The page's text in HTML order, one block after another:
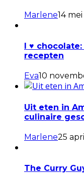
Marlene14
I ♥
recepten
Eva10
Uit eten in
culinaire
Marlene25
The Curry